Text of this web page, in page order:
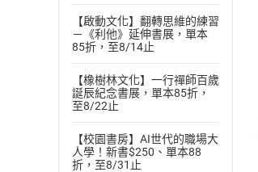
【啟動文化】翻轉思維的練習
－《利他》延伸書展，單本
85折，至8/14止
【橡樹林文化】一行禪師百歲
誕辰紀念書展，單本85折，
至8/22止
【校園書房】AI世代的職場大
人學！新書$250、單本88
折，至8/31止